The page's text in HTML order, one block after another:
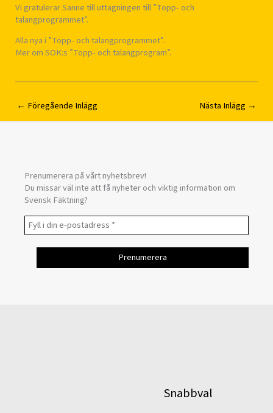
Vi gratulerar Sanne till uttagningen till ”Topp- och
talangprogrammet”.
Alla nya i ”Topp- och talangprogrammet”.
Mer om SOK:s ”Topp- och talangprogram”.
← Föregående Inlägg Nästa Inlägg →
Prenumerera på vårt nyhetsbrev!
Du missar väl inte att få nyheter och viktig information om
Svensk Fäktning?
Snabbval